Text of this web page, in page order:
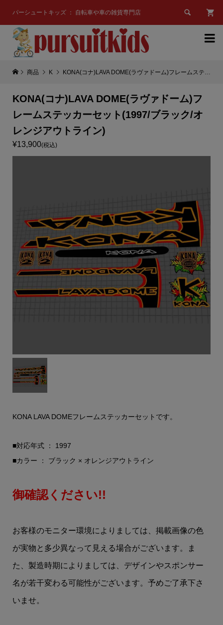
パーシュートキッズ ： 自転車や車の雑貨専門店 

商品 K KONA(コナ)LAVA DOME(ラヴァドーム)フレームステッカーセット(1997/ブラック/オレンジアウトライン)
KONA(コナ)LAVA DOME(ラヴァドーム)フ
レームステッカーセット(1997/ブラック/オ
レンジアウトライン)
¥13,900(税込)
KONA LAVA DOMEフレームステッカーセットです。
■対応年式 ： 1997
■カラー ： ブラック × オレンジアウトライン
御確認ください!!
お客様のモニター環境によりましては、掲載画像の色
が実物と多少異なって見える場合がございます。ま
た、製造時期によりましては、デザインやスポンサー
名が若干変わる可能性がございます。予めご了承下さ
いませ。